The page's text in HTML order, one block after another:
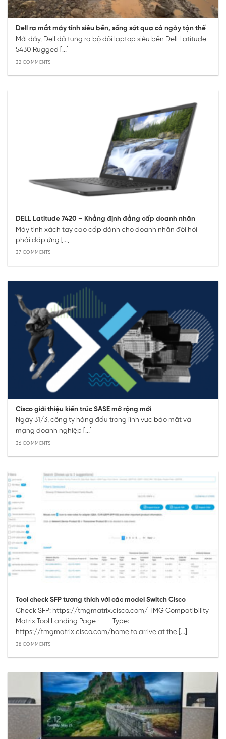
Dell ra mắt máy tính siêu bền, sống sót qua cả ngày tận thế
Mới đây, Dell đã tung ra bộ đôi laptop siêu bền Dell Latitude
5430 Rugged [...]
32 COMMENTS
DELL Latitude 7420 – Khẳng định đẳng cấp doanh nhân
Máy tính xách tay cao cấp dành cho doanh nhân đòi hỏi
phải đáp ứng [...]
37 COMMENTS
Cisco giới thiệu kiến trúc SASE mở rộng mới
Ngày 31/3, công ty hàng đầu trong lĩnh vực bảo mật và
mạng doanh nghiệp [...]
36 COMMENTS
Tool check SFP tương thích với các model Switch Cisco
Check SFP: https://tmgmatrix.cisco.com/ TMG Compatibility
Matrix Tool Landing Page · Type:
https://tmgmatrix.cisco.com/home to arrive at the [...]
38 COMMENTS